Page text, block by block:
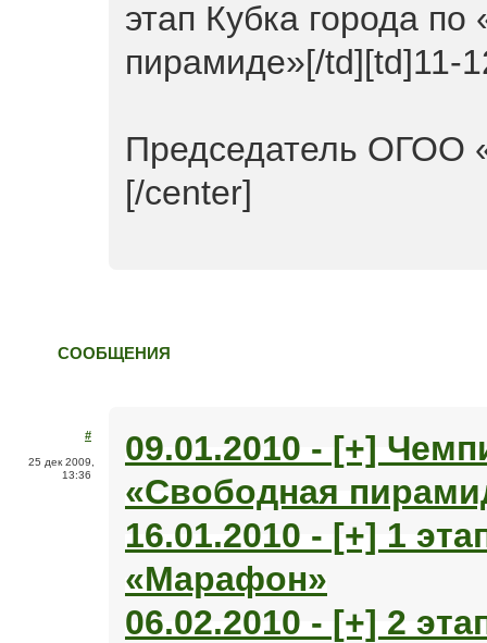
этап Кубка города
пирамиде»[/td][td]11-
Председатель ОГОО
[/center]
СООБЩЕНИЯ
#
25 дек 2009,
13:36
09.01.2010 - [+]
«Свободная
16.01.2010 - [+] 1
«Марафон»
06.02.2010 - [+] 2